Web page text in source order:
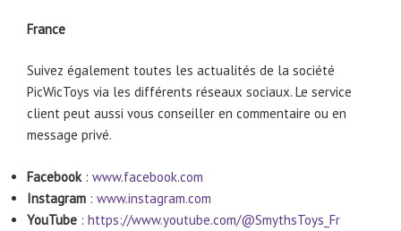
France
Suivez également toutes les actualités de la société
PicWicToys via les différents réseaux sociaux. Le service
client peut aussi vous conseiller en commentaire ou en
message privé.
Facebook : www.facebook.com
Instagram : www.instagram.com
YouTube : https://www.youtube.com/@SmythsToys_Fr